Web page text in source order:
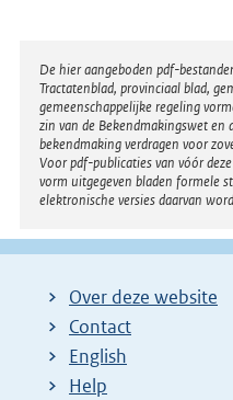
Disclaimer
De hier aangeboden pdf-
Tractatenblad, provinciaal blad,
gemeenschappelijke regeling
zin van de Bekendmakingswet en
bekendmaking verdragen voor
Voor pdf-publicaties van vóór
vorm uitgegeven bladen formele
elektronische versies daarvan
Over deze website
Contact
English
Help